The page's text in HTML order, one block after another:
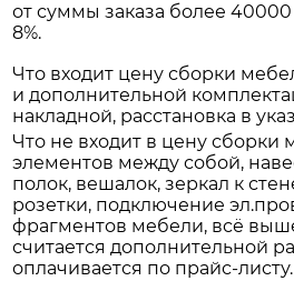
от суммы заказа более 40000
8%.
Что входит цену сборки
и дополнительной
накладной, расстановка в
Что не входит в цену сборки
элементов между собой,
полок, вешалок, зеркал к
розетки, подключение
фрагментов мебели, всё
считается дополнительной
оплачивается по прайс-листу.